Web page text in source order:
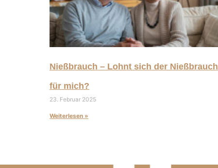
Nießbrauch – Lohnt sich der Nießbrauch
für mich?
23. Februar 2025
Weiterlesen »